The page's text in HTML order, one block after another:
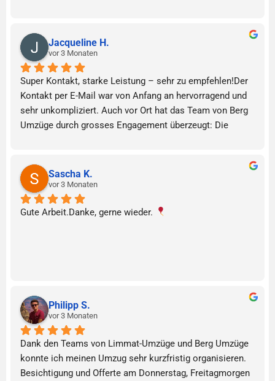
Jacqueline H.
vor 3 Monaten
Super Kontakt, starke Leistung – sehr zu empfehlen!Der
Kontakt per E-Mail war von Anfang an hervorragend und
sehr unkompliziert. Auch vor Ort hat das Team von Berg
Umzüge durch grosses Engagement überzeugt: Die
Anspruch genommen habe, war der Umzug ein rundum
sorgloses Erlebnis. Absolute Empfehlung!
Sascha K.
vor 3 Monaten
Gute Arbeit.Danke, gerne wieder.
Philipp S.
vor 3 Monaten
Dank den Teams von Limmat-Umzüge und Berg Umzüge
konnte ich meinen Umzug sehr kurzfristig organisieren.
Besichtigung und Offerte am Donnerstag, Freitagmorgen